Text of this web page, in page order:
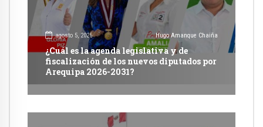
agosto 5, 2026 Hugo Amanque Chaiña
¿Cuál es la agenda legislativa y de
fiscalización de los nuevos diputados por
Arequipa 2026-2031?